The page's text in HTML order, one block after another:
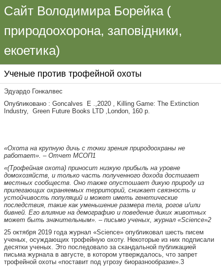
Сайт Володимира Борейка (
природоохорона, заповідники,
екоетика)
Ученые против трофейной охоты
Эдуардо Гонкалвес
Опубликовано : Goncalves Е .,2020 , Killing Game: The Extinction
Industry, Green Future Books LTD ,London, 160 р.
«Охота на крупную дичь с точки зрения природоохраны не
работает». – Отчет МСОП1
«(Трофейная охота) приносит низкую прибыль на уровне
домохозяйств, и только часть полученного дохода достигает
местных сообществ. Оно также опустошает дикую природу из
прилегающих охраняемых территорий, снижает связность и
устойчивость популяций и может иметь генетические
последствия, такие как уменьшение размера тела, рогов и/или
бивней. Его влияние на демографию и поведение диких животных
может быть значительным». – письмо ученых, журнал «Science»2
25 октября 2019 года журнал «Science» опубликовал шесть писем
ученых, осуждающих трофейную охоту. Некоторые из них подписали
десятки ученых. Это последовало за скандальной публикацией
письма журнала в августе, в котором утверждалось, что запрет
трофейной охоты «поставит под угрозу биоразнообразие».3